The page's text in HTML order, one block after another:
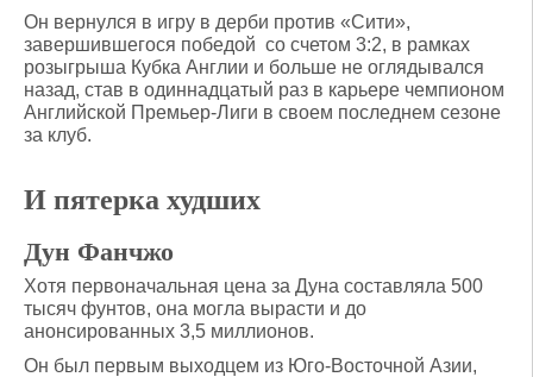
Он вернулся в игру в дерби против «Сити»,
завершившегося победой со счетом 3:2, в рамках
розыгрыша Кубка Англии и больше не оглядывался
назад, став в одиннадцатый раз в карьере чемпионом
Английской Премьер-Лиги в своем последнем сезоне
за клуб.
И пятерка худших
Дун Фанчжо
Хотя первоначальная цена за Дуна составляла 500
тысяч фунтов, она могла вырасти и до
анонсированных 3,5 миллионов.
Он был первым выходцем из Юго-Восточной Азии,